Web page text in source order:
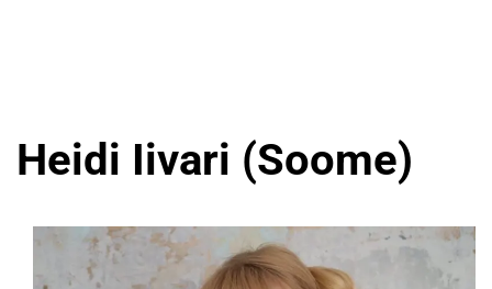
Heidi Iivari (Soome)